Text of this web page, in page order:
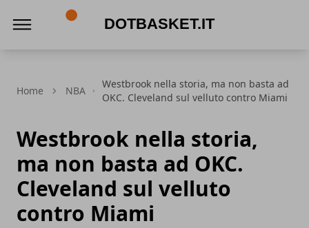
Home NBA
Westbrook nella storia, ma non basta ad
OKC. Cleveland sul velluto contro Miami
Westbrook nella storia,
ma non basta ad OKC.
Cleveland sul velluto
contro Miami